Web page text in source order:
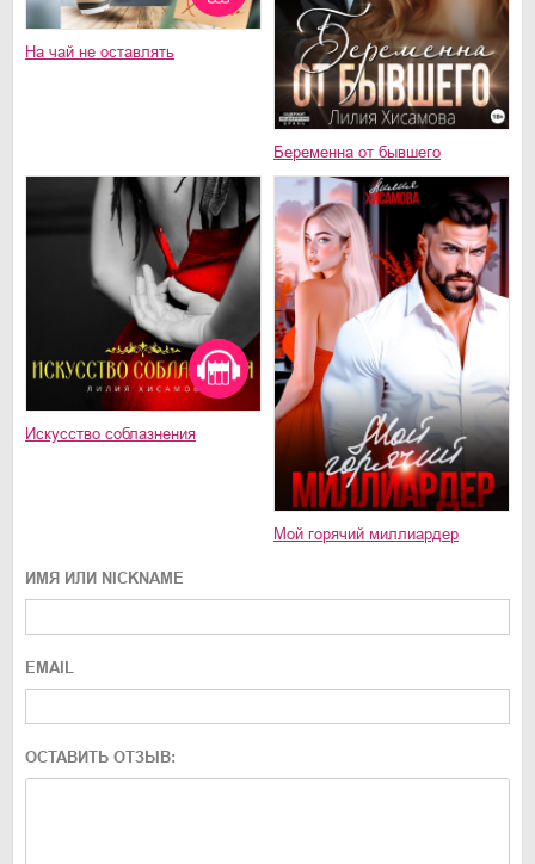
На чай не оставлять
Беременна от бывшего
Искусство соблазнения
Мой горячий миллиардер
ИМЯ ИЛИ NICKNAME
EMAIL
ОСТАВИТЬ ОТЗЫВ: